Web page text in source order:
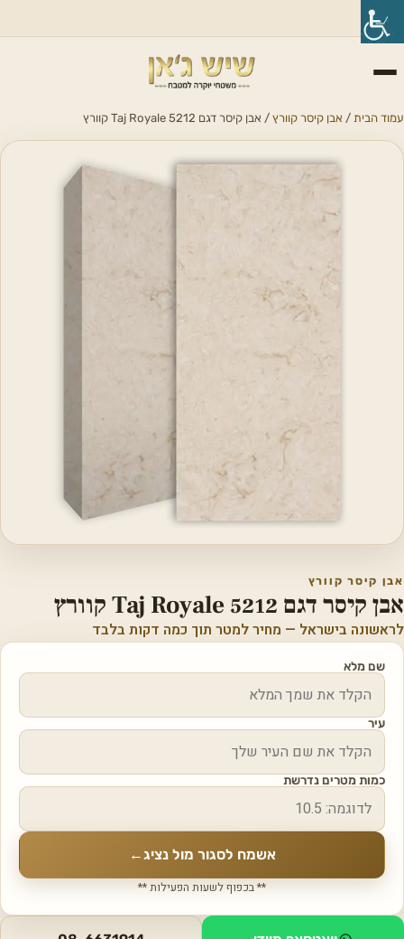
עמוד הבית / אבן קיסר קוורץ / אבן קיסר דגם 5212 Taj Royale קוורץ
אבן קיסר קוורץ
אבן קיסר דגם 5212 Taj Royale קוורץ
לראשונה בישראל — מחיר למטר תוך כמה דקות בלבד
שם מלא
עיר
כמות מטרים נדרשת
אשמח לסגור מול נציג←
** בכפוף לשעות הפעילות **